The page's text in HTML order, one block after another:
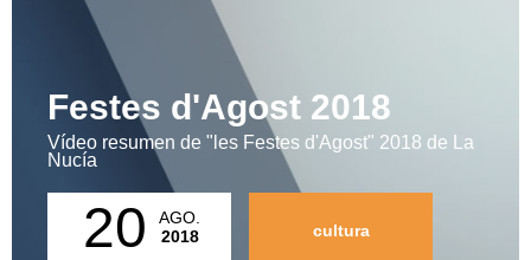
Festes d'Agost 2018
Vídeo resumen de "les Festes d'Agost" 2018 de La
Nucía
20
AGO.
2018
cultura